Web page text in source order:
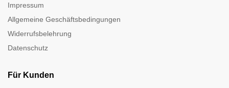
Impressum
Allgemeine Geschäftsbedingungen
Widerrufsbelehrung
Datenschutz
Für Kunden